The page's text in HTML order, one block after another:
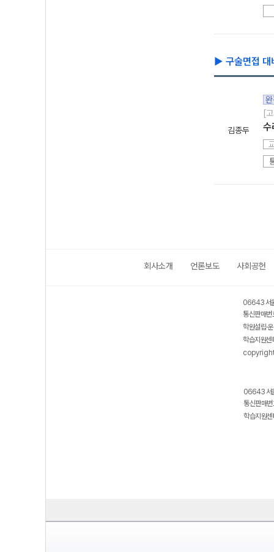
▶ 구술면접
김종두
[
수
회사소개 언론보도 사회공헌
06643 서
통신판매
학원설립·
학습지원
06643 서
통신판매
학습지원